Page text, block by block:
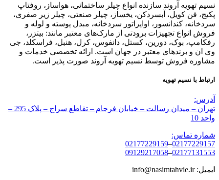
نسیم تهویه آروند سازنده انواع چیلر ساختمانی، هواساز، روفتاپ
پکیج، فن کویل، آبسردکن، یخساز، چیلر صنعتی، چیلر زیر صفری،
سردخانه، کندانسور، اواپراتور سردخانه، مبدل پوسته و لوله و
فروش انواع تجهیزات برودتی از مارک‌های معتبر مانند: بیتزر،
رفکامپ، بوک، دورین، کستل، دانفوس، کرل، هنبل، فراسکلد، جی
وی ان و برندهای معتبر در جهان است. ارائه تخصصی خدمات و
مشاوره فروش توسط نسیم تهویه آروند صورت پذیر است.
ارتباط با نسیم تهویه
آدرس:
تهران – میدان رسالت – خیابان فرجام – تقاطع سراج – پلاک 295 –
واحد 10
شماره تماس:
02177229157
–
02177229159
02177131553
–
09129217058
ایمیل: info@nasimtahvie.ir